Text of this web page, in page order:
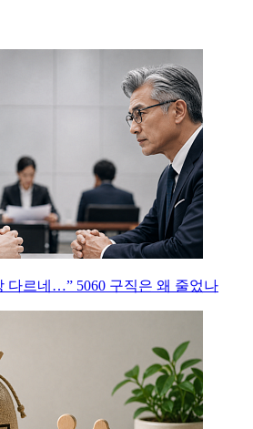
다르네…” 5060 구직은 왜 줄었나